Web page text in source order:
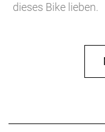
dieses Bike lieben.
vorherige
Rahmen: Spark